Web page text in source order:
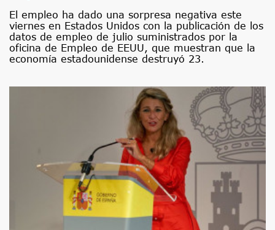
El empleo ha dado una sorpresa negativa este
viernes en Estados Unidos con la publicación de los
datos de empleo de julio suministrados por la
oficina de Empleo de EEUU, que muestran que la
economía estadounidense destruyó 23.